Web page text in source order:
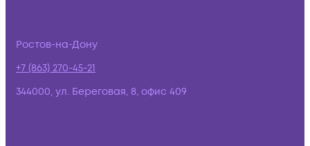
Ростов-на-Дону
+7 (863) 270-45-21
344000, ул. Береговая, 8, офис 409